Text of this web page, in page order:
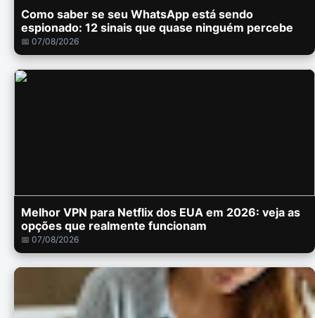
Como saber se seu WhatsApp está sendo
espionado: 12 sinais que quase ninguém percebe
📅 07/08/2026
Melhor VPN para Netflix dos EUA em 2026: veja as
opções que realmente funcionam
📅 07/08/2026